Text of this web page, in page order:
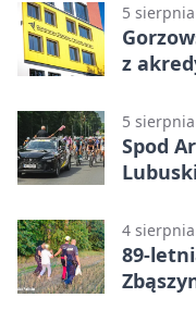
5
z
5
Spod
4
89-